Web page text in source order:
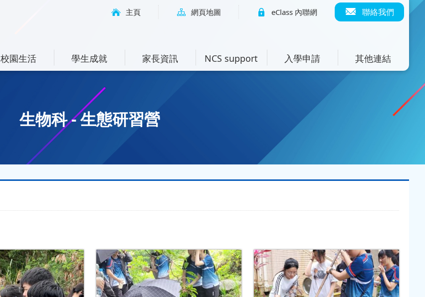
聯絡我們
主頁 網頁地圖 eClass 內聯網
校園生活 學生成就 家長資訊 NCS support 入學申請 其他連結
生物科 - 生態研習營